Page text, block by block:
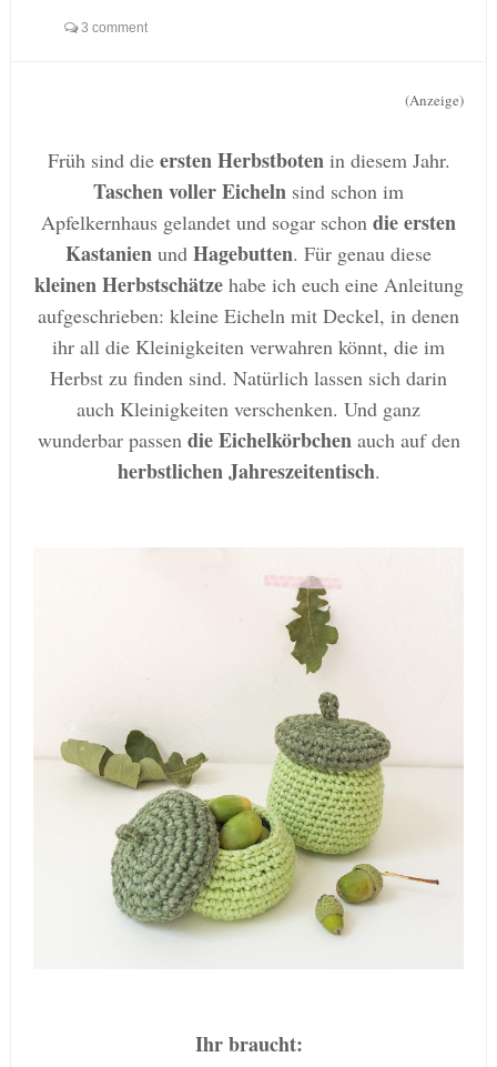
3 comment
(Anzeige)
Früh sind die ersten Herbstboten in diesem Jahr.
Taschen voller Eicheln sind schon im
Apfelkernhaus gelandet und sogar schon die ersten
Kastanien und Hagebutten. Für genau diese
kleinen Herbstschätzehabe ich euch eine Anleitung
aufgeschrieben: kleine Eicheln mit Deckel, in denen
ihr all die Kleinigkeiten verwahren könnt, die im
Herbst zu finden sind. Natürlich lassen sich darin
auch Kleinigkeiten verschenken. Und ganz
wunderbar passen die Eichelkörbchen auch auf den
herbstlichen Jahreszeitentisch.
Ihr braucht: